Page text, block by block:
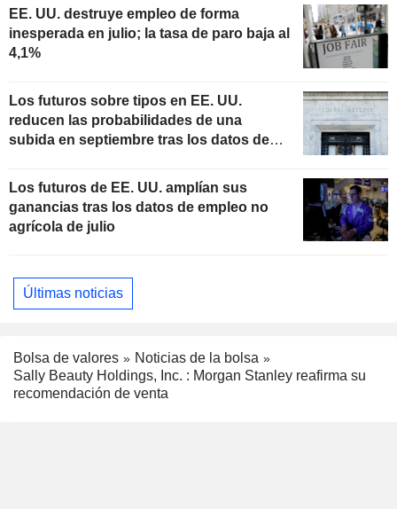
EE. UU. destruye empleo de forma
inesperada en julio; la tasa de paro baja al
4,1%
Los futuros sobre tipos en EE. UU.
reducen las probabilidades de una
subida en septiembre tras los datos de
Los futuros de EE. UU. amplían sus
ganancias tras los datos de empleo no
agrícola de julio
Últimas noticias
Bolsa de valores
Noticias de la bolsa
Sally Beauty Holdings, Inc. : Morgan Stanley reafirma su
recomendación de venta